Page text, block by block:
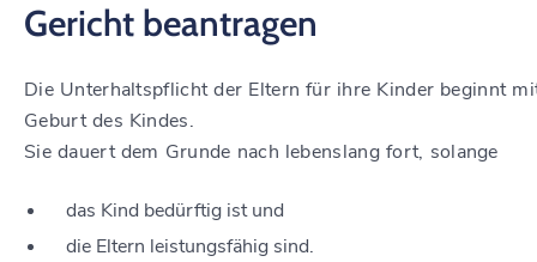
Gericht beantragen
Die Unterhaltspflicht der Eltern für ihre Kinder beginnt
Geburt des Kindes.
Sie dauert dem Grunde nach lebenslang fort, solange
das Kind bedürftig ist und
die Eltern leistungsfähig sind.